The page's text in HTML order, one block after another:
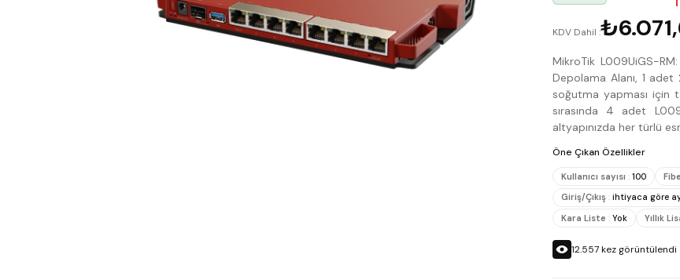
KDV Dahil :
MikroTik L009UiGS-
Depolama Alanı, 1
soğutma yapması için
sırasında 4 adet
altyapınızda her türlü
Öne Çıkan Özellikler
Kullanıcı sayısı : 100
Giriş/Çıkış : ihtiyaca göre
Kara Liste : Yok Yıllık
12.557kez görüntülendi